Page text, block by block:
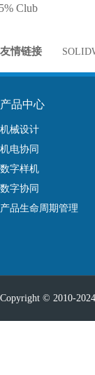
友情链接
产品中心
机械设计
机电协同
数字样机
数字协同
产品生命周期管理
Copyright © 2010-